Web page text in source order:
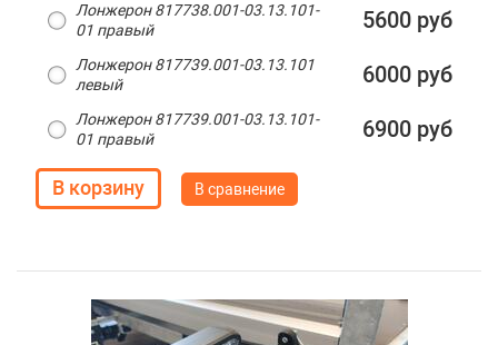
Лонжерон 817738.001-03.13.101-
01 правый
5600 руб
Лонжерон 817739.001-03.13.101
левый
6000 руб
Лонжерон 817739.001-03.13.101-
01 правый
6900 руб
В сравнение